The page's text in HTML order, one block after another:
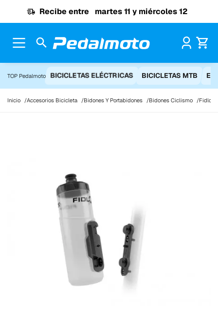
Recibe entre martes 11 y miércoles 12
TOP Pedalmoto BICICLETAS ELÉCTRICAS BICICLETAS MTB
Inicio Accesorios Bicicleta Bidones Y Portabidones Bidones Ciclismo